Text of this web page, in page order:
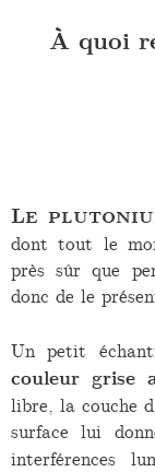
À quoi
Le
dont tout le
près sûr que
donc de le
Un petit
couleur grise
libre, la couche
surface lui
interférences